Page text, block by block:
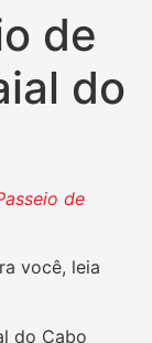
de
do
de
você, leia